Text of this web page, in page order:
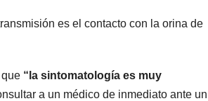
es el contacto con la orina de
“la sintomatología es muy
a un médico de inmediato ante un